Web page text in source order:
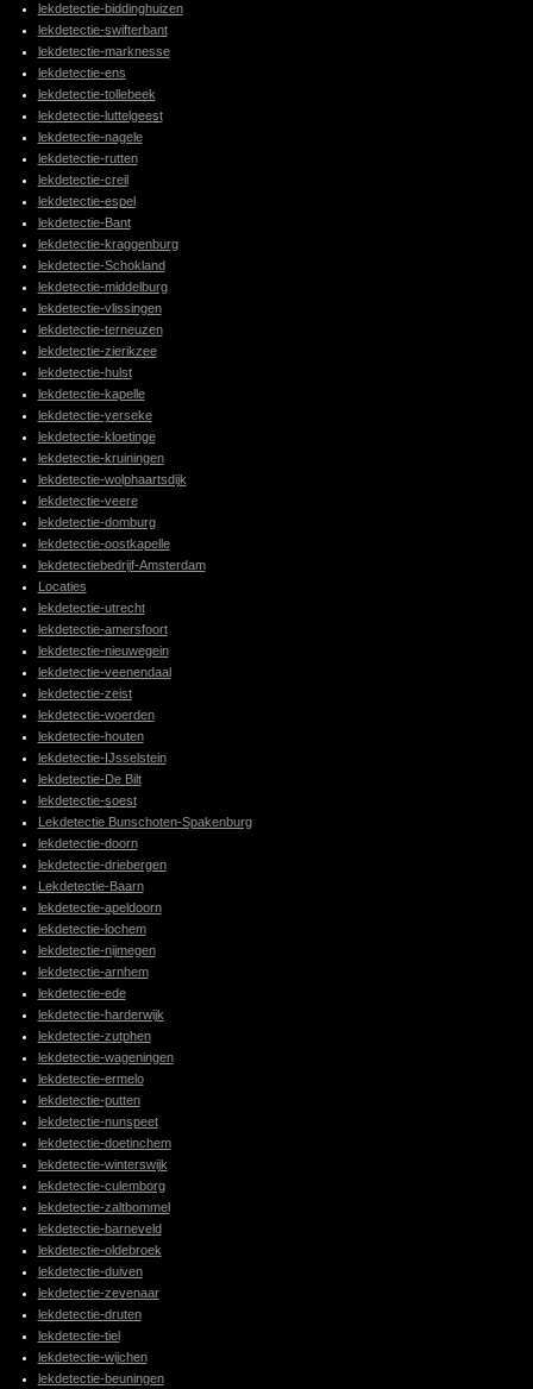
lekdetectie-biddinghuizen
lekdetectie-swifterbant
lekdetectie-marknesse
lekdetectie-ens
lekdetectie-tollebeek
lekdetectie-luttelgeest
lekdetectie-nagele
lekdetectie-rutten
lekdetectie-creil
lekdetectie-espel
lekdetectie-Bant
lekdetectie-kraggenburg
lekdetectie-Schokland
lekdetectie-middelburg
lekdetectie-vlissingen
lekdetectie-terneuzen
lekdetectie-zierikzee
lekdetectie-hulst
lekdetectie-kapelle
lekdetectie-yerseke
lekdetectie-kloetinge
lekdetectie-kruiningen
lekdetectie-wolphaartsdijk
lekdetectie-veere
lekdetectie-domburg
lekdetectie-oostkapelle
lekdetectiebedrijf-Amsterdam
Locaties
lekdetectie-utrecht
lekdetectie-amersfoort
lekdetectie-nieuwegein
lekdetectie-veenendaal
lekdetectie-zeist
lekdetectie-woerden
lekdetectie-houten
lekdetectie-IJsselstein
lekdetectie-De Bilt
lekdetectie-soest
Lekdetectie Bunschoten-Spakenburg
lekdetectie-doorn
lekdetectie-driebergen
Lekdetectie-Baarn
lekdetectie-apeldoorn
lekdetectie-lochem
lekdetectie-nijmegen
lekdetectie-arnhem
lekdetectie-ede
lekdetectie-harderwijk
lekdetectie-zutphen
lekdetectie-wageningen
lekdetectie-ermelo
lekdetectie-putten
lekdetectie-nunspeet
lekdetectie-doetinchem
lekdetectie-winterswijk
lekdetectie-culemborg
lekdetectie-zaltbommel
lekdetectie-barneveld
lekdetectie-oldebroek
lekdetectie-duiven
lekdetectie-zevenaar
lekdetectie-druten
lekdetectie-tiel
lekdetectie-wijchen
lekdetectie-beuningen